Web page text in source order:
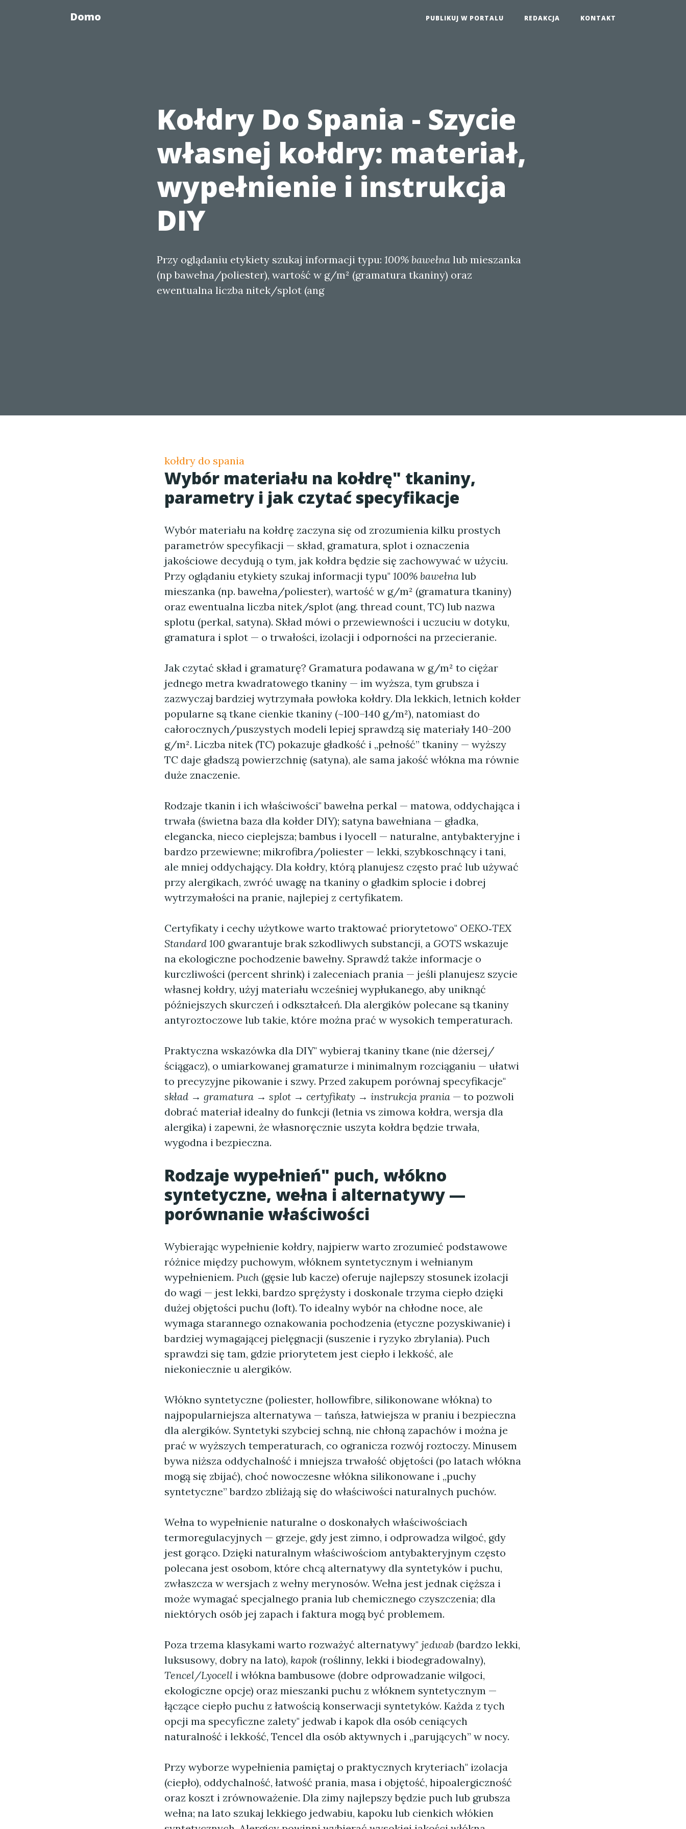
Domo PUBLIKUJ W PORTALU REDAKCJA KONTAKT
Kołdry Do Spania - Szycie
własnej kołdry: materiał,
wypełnienie i instrukcja
DIY
Przy oglądaniu etykiety szukaj informacji typu: 100% bawełna lub mieszanka
(np bawełna/poliester), wartość w g/m² (gramatura tkaniny) oraz
ewentualna liczba nitek/splot (ang
kołdry do spania
Wybór materiału na kołdrę" tkaniny,
parametry i jak czytać specyfikacje
Wybór materiału na kołdrę zaczyna się od zrozumienia kilku prostych
parametrów specyfikacji — skład, gramatura, splot i oznaczenia
jakościowe decydują o tym, jak kołdra będzie się zachowywać w użyciu.
Przy oglądaniu etykiety szukaj informacji typu" 100% bawełna lub
mieszanka (np. bawełna/poliester), wartość w g/m² (gramatura tkaniny)
oraz ewentualna liczba nitek/splot (ang. thread count, TC) lub nazwa
splotu (perkal, satyna). Skład mówi o przewiewności i uczuciu w dotyku,
gramatura i splot — o trwałości, izolacji i odporności na przecieranie.
Jak czytać skład i gramaturę? Gramatura podawana w g/m² to ciężar
jednego metra kwadratowego tkaniny — im wyższa, tym grubsza i
zazwyczaj bardziej wytrzymała powłoka kołdry. Dla lekkich, letnich kołder
popularne są tkane cienkie tkaniny (~100–140 g/m²), natomiast do
całorocznych/puszystych modeli lepiej sprawdzą się materiały 140–200
g/m². Liczba nitek (TC) pokazuje gładkość i „pełność” tkaniny — wyższy
TC daje gładszą powierzchnię (satyna), ale sama jakość włókna ma równie
duże znaczenie.
Rodzaje tkanin i ich właściwości" bawełna perkal — matowa, oddychająca i
trwała (świetna baza dla kołder DIY); satyna bawełniana — gładka,
elegancka, nieco cieplejsza; bambus i lyocell — naturalne, antybakteryjne i
bardzo przewiewne; mikrofibra/poliester — lekki, szybkoschnący i tani,
ale mniej oddychający. Dla kołdry, którą planujesz często prać lub używać
przy alergikach, zwróć uwagę na tkaniny o gładkim splocie i dobrej
wytrzymałości na pranie, najlepiej z certyfikatem.
Certyfikaty i cechy użytkowe warto traktować priorytetowo" OEKO‑TEX
Standard 100 gwarantuje brak szkodliwych substancji, a GOTS wskazuje
na ekologiczne pochodzenie bawełny. Sprawdź także informacje o
kurczliwości (percent shrink) i zaleceniach prania — jeśli planujesz szycie
własnej kołdry, użyj materiału wcześniej wypłukanego, aby uniknąć
późniejszych skurczeń i odkształceń. Dla alergików polecane są tkaniny
antyroztoczowe lub takie, które można prać w wysokich temperaturach.
Praktyczna wskazówka dla DIY" wybieraj tkaniny tkane (nie dżersej/
ściągacz), o umiarkowanej gramaturze i minimalnym rozciąganiu — ułatwi
to precyzyjne pikowanie i szwy. Przed zakupem porównaj specyfikacje"
skład → gramatura → splot → certyfikaty → instrukcja prania — to pozwoli
dobrać materiał idealny do funkcji (letnia vs zimowa kołdra, wersja dla
alergika) i zapewni, że własnoręcznie uszyta kołdra będzie trwała,
wygodna i bezpieczna.
Rodzaje wypełnień" puch, włókno
syntetyczne, wełna i alternatywy —
porównanie właściwości
Wybierając wypełnienie kołdry, najpierw warto zrozumieć podstawowe
różnice między puchowym, włóknem syntetycznym i wełnianym
wypełnieniem. Puch (gęsie lub kacze) oferuje najlepszy stosunek izolacji
do wagi — jest lekki, bardzo sprężysty i doskonale trzyma ciepło dzięki
dużej objętości puchu (loft). To idealny wybór na chłodne noce, ale
wymaga starannego oznakowania pochodzenia (etyczne pozyskiwanie) i
bardziej wymagającej pielęgnacji (suszenie i ryzyko zbrylania). Puch
sprawdzi się tam, gdzie priorytetem jest ciepło i lekkość, ale
niekoniecznie u alergików.
Włókno syntetyczne (poliester, hollowfibre, silikonowane włókna) to
najpopularniejsza alternatywa — tańsza, łatwiejsza w praniu i bezpieczna
dla alergików. Syntetyki szybciej schną, nie chłoną zapachów i można je
prać w wyższych temperaturach, co ogranicza rozwój roztoczy. Minusem
bywa niższa oddychalność i mniejsza trwałość objętości (po latach włókna
mogą się zbijać), choć nowoczesne włókna silikonowane i „puchy
syntetyczne” bardzo zbliżają się do właściwości naturalnych puchów.
Wełna to wypełnienie naturalne o doskonałych właściwościach
termoregulacyjnych — grzeje, gdy jest zimno, i odprowadza wilgoć, gdy
jest gorąco. Dzięki naturalnym właściwościom antybakteryjnym często
polecana jest osobom, które chcą alternatywy dla syntetyków i puchu,
zwłaszcza w wersjach z wełny merynosów. Wełna jest jednak cięższa i
może wymagać specjalnego prania lub chemicznego czyszczenia; dla
niektórych osób jej zapach i faktura mogą być problemem.
Poza trzema klasykami warto rozważyć alternatywy" jedwab (bardzo lekki,
luksusowy, dobry na lato), kapok (roślinny, lekki i biodegradowalny),
Tencel/Lyocell i włókna bambusowe (dobre odprowadzanie wilgoci,
ekologiczne opcje) oraz mieszanki puchu z włóknem syntetycznym —
łączące ciepło puchu z łatwością konserwacji syntetyków. Każda z tych
opcji ma specyficzne zalety" jedwab i kapok dla osób ceniących
naturalność i lekkość, Tencel dla osób aktywnych i „parujących” w nocy.
Przy wyborze wypełnienia pamiętaj o praktycznych kryteriach" izolacja
(ciepło), oddychalność, łatwość prania, masa i objętość, hipoalergiczność
oraz koszt i zrównoważenie. Dla zimy najlepszy będzie puch lub grubsza
wełna; na lato szukaj lekkiego jedwabiu, kapoku lub cienkich włókien